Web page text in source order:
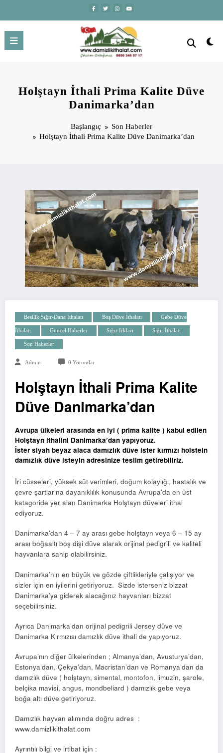
Holştayn İthali Prima Kalite Düve
Danimarka’dan
Başlangıç
Son Haberler
Holştayn İthali Prima Kalite Düve Danimarka’dan
Besilik Sığır-Dana İthalatı Boş Düve İthalatı Gebe Düve
İthalatı Güncel Haberler Sığır Irkları Sığır İthalatı
Son Haberler
Admin 0 Yorumlar
Holştayn İthali Prima Kalite
Düve Danimarka’dan
Avrupa ülkeleri arasında en iyi ( prima kalite ) kabul edilen
Holştayn ithalini Danimarka’dan yapıyoruz.
İster siyah beyaz alaca damızlık düve ister kırmızı holstein
damızlık düve isteyin adresinize teslim getirebiliriz.
İri cüsseleri, yüksek süt verimleri, doğum kolaylığı, hastalık ve
çevre şartlarına dayanıklılık konusunda Avrupa’da en üst
katagoride yer alan Danimarka Holştayn düveleri ithal
ediyoruz.
Danimarka’dan 4 – 7 ay arası gebe holştayn veya 6 – 15 ay
arası boğaaltı boş dişi düve alarak orijinal pedigrili ve kaliteli
hayvanlara sahip olabilirsiniz.
Danimarka’nın en büyük ve gözde çiftlikleriyle çalışıyor ve
sizler için en iyilerini getiriyoruz. Sizde isterseniz bizzat
Danimarka’ya giderek alacağınız hayvanları bizzat
seçebilirsiniz.
Ayrıca Danimarka’dan orijinal pedigrili Jersey düve ve
Danimarka Kırmızısı damızlık düve ithali de yapıyoruz.
Avrupa’nın diğer ülkelerinden ; Almanya’dan, Avusturya’dan,
Estonya’dan, Çekya’dan, Macristan’dan ve Romanya’dan da
damızlık düve ( holştayn, simental, montofon, limuzin, şarole,
belçika mavisi, angus, mondbeliard ) damızlık gebe veya
boğa altı düve getiriyoruz.
Damızlık hayvan alımında doğru adres :
www.damizlikithalat.com
Ayrıntılı bilgi ve irtibat için :